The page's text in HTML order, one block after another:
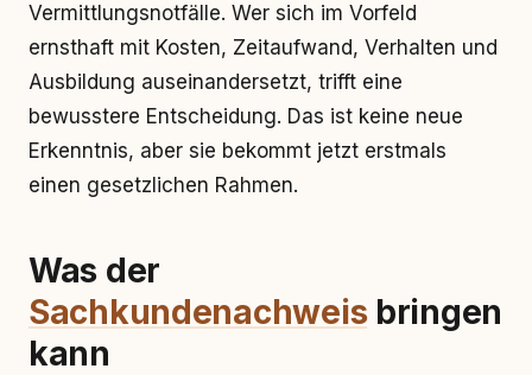
Vermittlungsnotfälle. Wer sich im Vorfeld
ernsthaft mit Kosten, Zeitaufwand, Verhalten und
Ausbildung auseinandersetzt, trifft eine
bewusstere Entscheidung. Das ist keine neue
Erkenntnis, aber sie bekommt jetzt erstmals
einen gesetzlichen Rahmen.
Was der
Sachkundenachweisbringen
kann